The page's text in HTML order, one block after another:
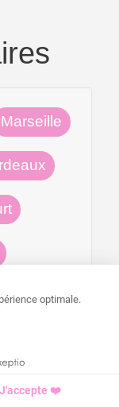
Marseille
optimale.
J'accepte ❤️